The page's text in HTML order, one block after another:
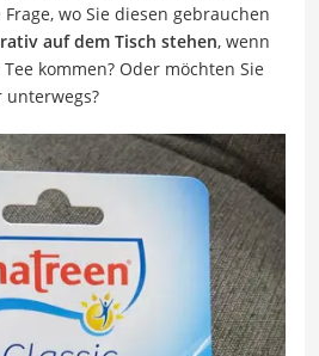
wo Sie diesen gebrauchen
auf dem Tisch stehen, wenn
kommen? Oder möchten Sie